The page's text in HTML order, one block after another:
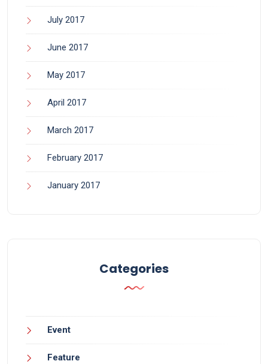
July 2017
June 2017
May 2017
April 2017
March 2017
February 2017
January 2017
Categories
Event
Feature